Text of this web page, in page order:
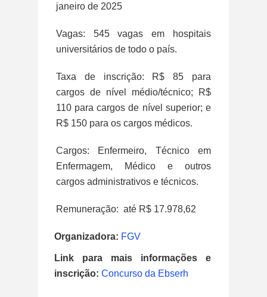
janeiro de 2025
Vagas: 545 vagas em hospitais
universitários de todo o país.
Taxa de inscrição: R$ 85 para
cargos de nível médio/técnico; R$
110 para cargos de nível superior; e
R$ 150 para os cargos médicos.
Cargos: Enfermeiro, Técnico em
Enfermagem, Médico e outros
cargos administrativos e técnicos.
Remuneração: até R$ 17.978,62
Organizadora: FGV
Link para mais informações e
inscrição: Concurso da Ebserh